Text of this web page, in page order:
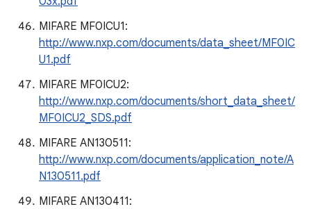
MIFARE MF0ICU1:
http://www.nxp.com/documents/data_sheet/MF0IC
U1.pdf
MIFARE MF0ICU2:
http://www.nxp.com/documents/short_data_sheet/
MF0ICU2_SDS.pdf
MIFARE AN130511:
http://www.nxp.com/documents/application_note/A
N130511.pdf
MIFARE AN130411: